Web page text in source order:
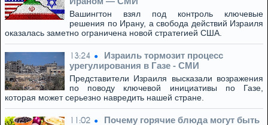
Вашингтон взял под контроль ключевые
решения по Ирану, а свобода действий Израиля
оказалась заметно ограничена новой стратегией США.
13:24
Израиль тормозит процесс
урегулирования в Газе - СМИ
Представители Израиля высказали возражения
по поводу ключевой инициативы по Газе,
которая может серьезно навредить нашей стране.
11:02
Почему горячие блюда могут быть